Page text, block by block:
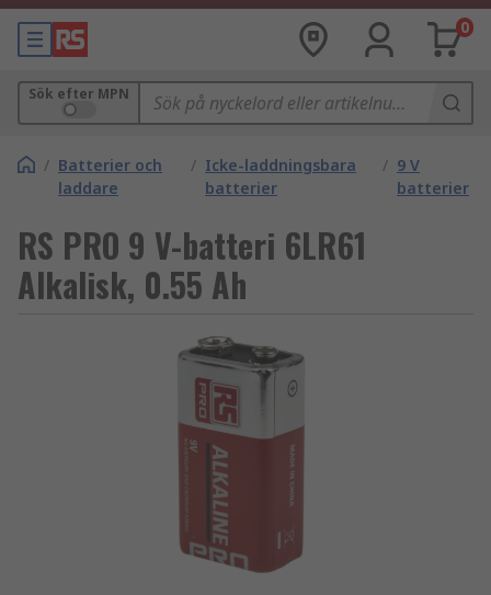
0
Sök efter MPN
/ Batterier och
laddare
/ Icke-laddningsbara
batterier
/ 9 V
batterier
RS PRO 9 V-batteri 6LR61
Alkalisk, 0.55 Ah